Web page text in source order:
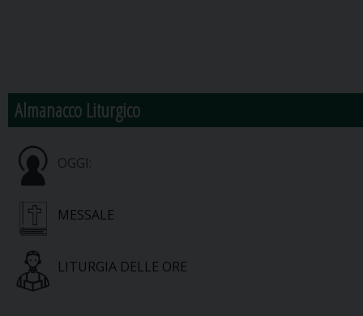
Almanacco Liturgico
OGGI:
MESSALE
LITURGIA DELLE ORE